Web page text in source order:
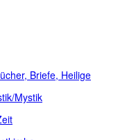
Briefe, Heilige
Mystik